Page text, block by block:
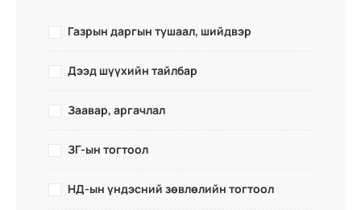
Газрын даргын тушаал, шийдвэр
Дээд шүүхийн тайлбар
Заавар, аргачлал
ЗГ-ын тогтоол
НД-ын үндэсний зөвлөлийн тогтоол